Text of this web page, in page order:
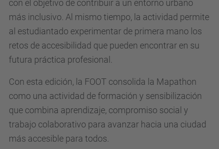
con el objetivo de contribuir a un entorno urbano
más inclusivo. Al mismo tiempo, la actividad permite
al estudiantado experimentar de primera mano los
retos de accesibilidad que pueden encontrar en su
futura práctica profesional.
Con esta edición, la FOOT consolida la Mapathon
como una actividad de formación y sensibilización
que combina aprendizaje, compromiso social y
trabajo colaborativo para avanzar hacia una ciudad
más accesible para todos.